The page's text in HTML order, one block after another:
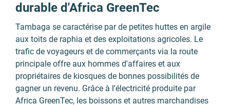
durable d'Africa GreenTec
Tambaga se caractérise par de petites huttes en argile
aux toits de raphia et des exploitations agricoles. Le
trafic de voyageurs et de commerçants via la route
principale offre aux hommes d'affaires et aux
propriétaires de kiosques de bonnes possibilités de
gagner un revenu. Grâce à l'électricité produite par
Africa GreenTec, les boissons et autres marchandises